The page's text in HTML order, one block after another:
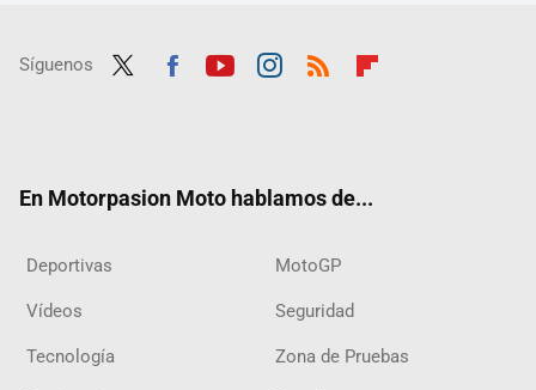
Síguenos
En Motorpasion Moto hablamos de...
Deportivas MotoGP
Vídeos Seguridad
Tecnología Zona de Pruebas